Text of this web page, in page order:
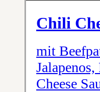
Chili
mit
Cheese